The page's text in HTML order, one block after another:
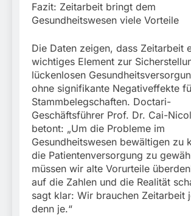
Fazit: Zeitarbeit bringt dem
Gesundheitswesen viele Vorteile
Die Daten zeigen, dass Zeitarbeit
wichtiges Element zur
lückenlosen
ohne signifikante Negativeffekte
Stammbelegschaften. Doctari-
Geschäftsführer Prof. Dr. Cai-
betont: „Um die Probleme im
Gesundheitswesen bewältigen zu
die Patientenversorgung zu
müssen wir alte Vorurteile
auf die Zahlen und die Realität
sagt klar: Wir brauchen Zeitarbeit
denn je.“